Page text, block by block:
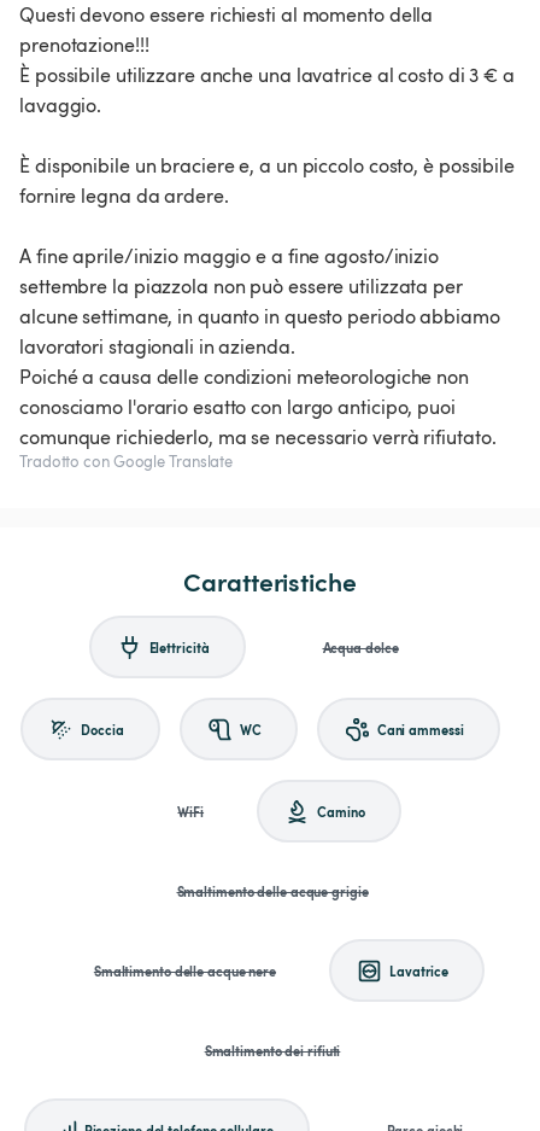
Questi devono essere richiesti al momento della
prenotazione!!!
È possibile utilizzare anche una lavatrice al costo di 3 € a
lavaggio.
È disponibile un braciere e, a un piccolo costo, è possibile
fornire legna da ardere.
A fine aprile/inizio maggio e a fine agosto/inizio
settembre la piazzola non può essere utilizzata per
alcune settimane, in quanto in questo periodo abbiamo
lavoratori stagionali in azienda.
Poiché a causa delle condizioni meteorologiche non
conosciamo l'orario esatto con largo anticipo, puoi
Tradotto con Google Translate
Caratteristiche
Elettricità Acqua dolce
Doccia WC Cani ammessi
WiFi Camino
Smaltimento delle acque grigie
Smaltimento delle acque nere Lavatrice
Smaltimento dei rifiuti